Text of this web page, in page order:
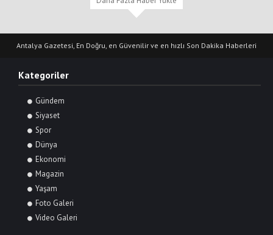
Antalya Gazetesi, En Doğru, en Güvenilir ve en hızlı Son Dakika Haberleri
Kategoriler
Gündem
Siyaset
Spor
Dünya
Ekonomi
Magazin
Yaşam
Foto Galeri
Video Galeri